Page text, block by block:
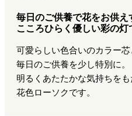
毎日のご供養で花をお供え
こころひらく優しい彩の灯
可愛らしい色合いのカラー芯
毎日のご供養を少し特別に。
明るくあたたかな気持ちを
花色ローソクです。